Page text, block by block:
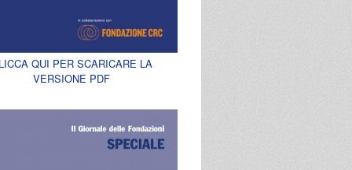
QUI PER SCARICARE LA
VERSIONE PDF